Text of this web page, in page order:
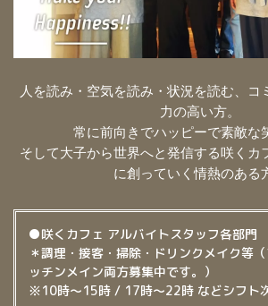
人を読み・空気を読み・状況を読む、コ
力の高い方。
常に前向きでハッピーで素敵な
そして大子から世界へと発信する咲くカ
に創っていく情熱のある
●咲くカフェ アルバイトスタッフ各部門
＊調理・接客・掃除・ドリンクメイク等
ッチンメイン両方募集中です。）
※10時～15時 / 17時～22時 などシフ